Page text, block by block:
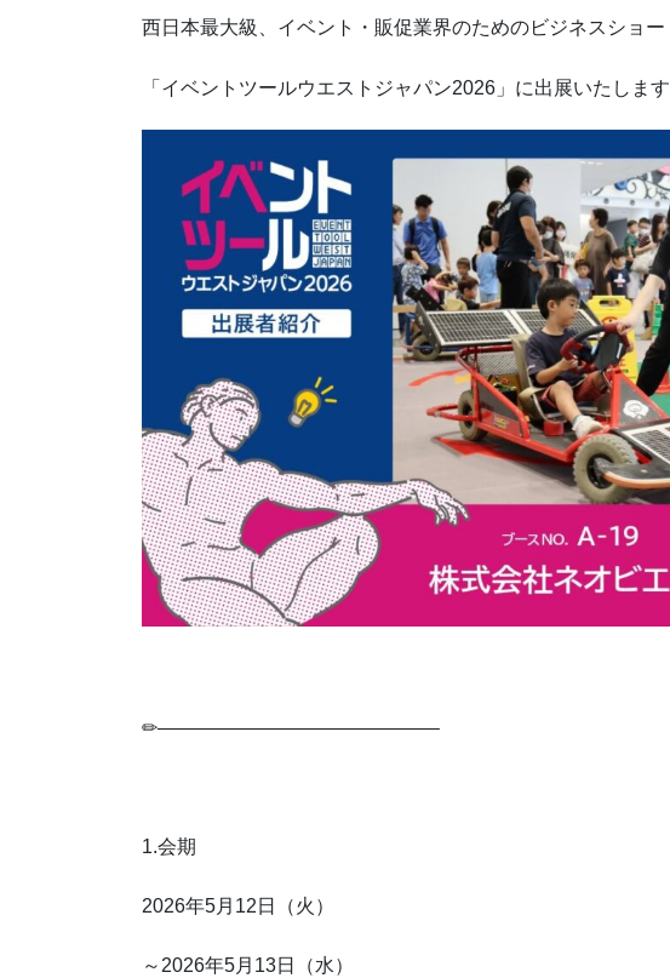
西日本最大級、イベント・販促業界のためのビジネスショー
「イベントツールウエストジャパン2026」に出展いたします
✏——————————————–
1.会期
2026年5月12日（火）
～2026年5月13日（水）